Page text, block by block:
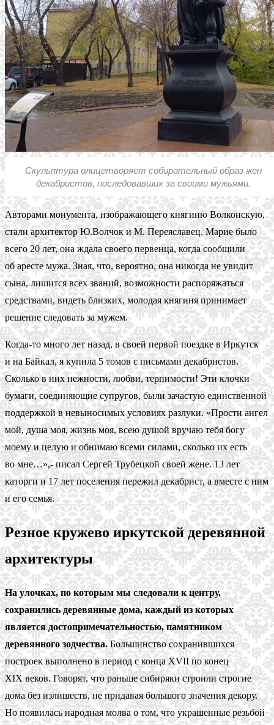
Скульптура олицетворяет собирательный образ жен
декабристов, последовавших за своими мужьями.
Авторами монумента, изображающего княгиню Волконскую,
стали архитектор Ю.Волчок и М. Переяславец. Марие было
всего 20 лет, она ждала своего первенца, когда сообщили
об аресте мужа. Зная, что, вероятно, она никогда не увидит
сына, лишится всех званий, возможности распоряжаться
средствами, видеть близких, молодая княгиня принимает
решение следовать за мужем.
Когда-то много лет назад, в своей первой поездке в Иркутск
и на Байкал, я купила 5 томов с письмами декабристов.
Сколько в них нежности, любви, терпимости! Эти клочки
бумаги, соединяющие супругов, были зачастую единственной
поддержкой в невыносимых условиях разлуки. «Прости ангел
мой, душа моя, жизнь моя, всею душой вручаю тебя богу
моему и целую и обнимаю всеми силами, сколько их есть
во мне…»,- писал Сергей Трубецкой своей жене. 13 лет
каторги и 17 лет поселения пережил декабрист, а вместе с ним
и его семья.
Резное кружево иркутской деревянной
архитектуры
На улочках, по которым мы следовали к центру,
сохранились деревянные дома, каждый из которых
является достопримечательностью, памятником
деревянного зодчества.Большинство сохранившихся
построек выполнено в период с конца XVII по конец
XIX веков. Говорят, что раньше сибиряки строили строгие
дома без излишеств, не придавая большого значения декору.
Но появилась народная молва о том, что украшенные резьбой